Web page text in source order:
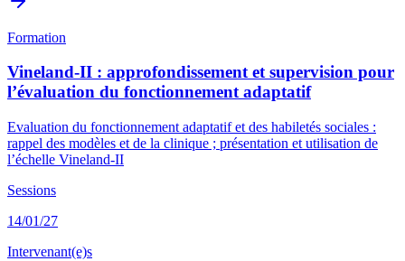
Formation
Vineland-II : approfondissement et supervision pour
l’évaluation du fonctionnement adaptatif
Evaluation du fonctionnement adaptatif et des habiletés sociales :
rappel des modèles et de la clinique ; présentation et utilisation de
l’échelle Vineland-II
Sessions
14/01/27
Intervenant(e)s